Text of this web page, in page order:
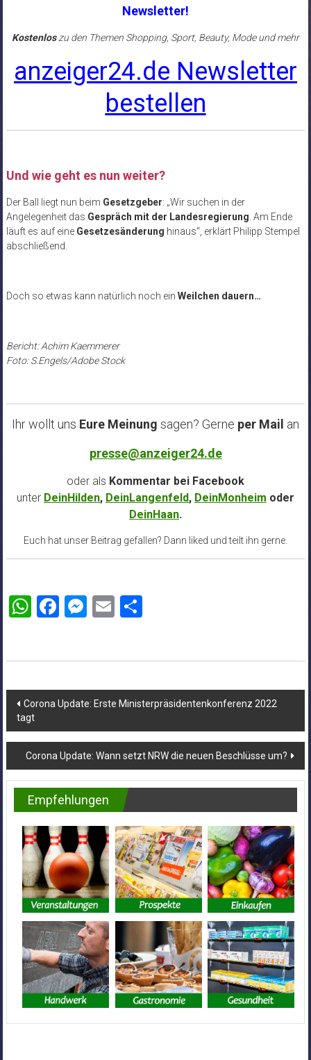
Newsletter!
Kostenloszu den Themen Shopping, Sport, Beauty, Mode und mehr
anzeiger24.de Newsletter
bestellen
Und wie geht es nun weiter?
Der Ball liegt nun beim Gesetzgeber: „Wir suchen in der
Angelegenheit das Gespräch mit der Landesregierung . Am Ende
läuft es auf eine Gesetzesänderung hinaus“, erklärt Philipp Stempel
abschließend.
Doch so etwas kann natürlich noch ein Weilchen dauern…
Bericht: Achim Kaemmerer
Foto: S.Engels/Adobe Stock
Ihr wollt uns Eure Meinung sagen? Gerne per Mail an
presse@anzeiger24.de
oder als Kommentar bei Facebook
unter DeinHilden, DeinLangenfeld, DeinMonheim oder
DeinHaan.
Euch hat unser Beitrag gefallen? Dann liked und teilt ihn gerne.
WhatsApp
Facebook
Messenger
EmailTeilen
Beitragsnavigation
Corona Update: Erste Ministerpräsidentenkonferenz 2022
tagt
Corona Update: Wann setzt NRW die neuen Beschlüsse um?
Empfehlungen